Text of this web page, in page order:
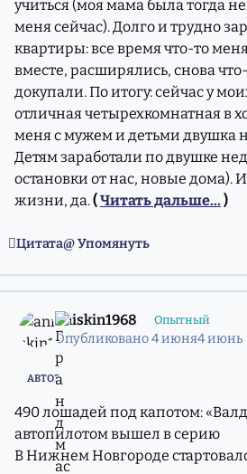
учиться (моя мама была тогда
меня сейчас). Долго и трудно
квартиры: все время что-то
вместе, расширялись, снова
докупали. По итогу: сейчас у
отличная четырехкомнатная в
меня с мужем и детьми двушка
Детям заработали по двушке
остановки от нас, новые дома).
жизни, да.(Читать дальше... )
Цитата Упомянуть
aniskin1968 Опытный
Опубликовано4 июня4 июнь
АВТОР
490 лошадей под капотом:
автопилотом вышел в серию
В Нижнем Новгороде